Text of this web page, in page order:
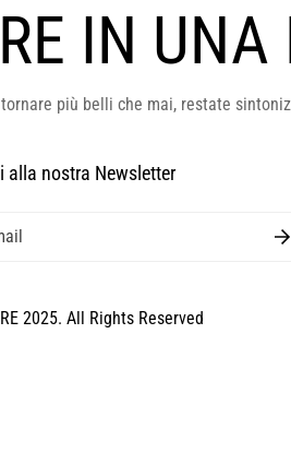
IN UNA
più belli che mai, restate
alla nostra Newsletter
2025. All Rights Reserved